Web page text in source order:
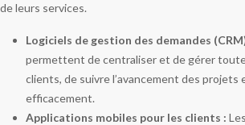
de leurs services.
Logiciels de gestion des demandes
permettent de centraliser et de gérer
clients, de suivre l’avancement des projets
efficacement.
Applications mobiles pour les clients :